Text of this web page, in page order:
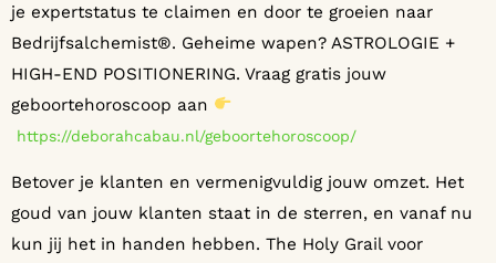
je expertstatus te claimen en door te groeien naar
Bedrijfsalchemist®. Geheime wapen? ASTROLOGIE +
HIGH-END POSITIONERING. Vraag gratis jouw
geboortehoroscoop aan
https://deborahcabau.nl/geboortehoroscoop/
Betover je klanten en vermenigvuldig jouw omzet. Het
goud van jouw klanten staat in de sterren, en vanaf nu
kun jij het in handen hebben. The Holy Grail voor